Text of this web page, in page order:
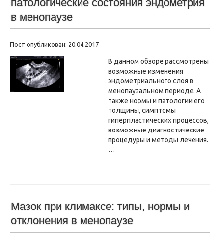
патологические состояния эндометрия
в менопаузе
Пост опубликован: 20.04.2017
В данном обзоре рассмотрены
возможные изменения
эндометриального слоя в
менопаузальном периоде. А
также нормы и патологии его
толщины, симптомы
гиперпластических процессов,
возможные диагностические
процедуры и методы лечения.
…
Мазок при климаксе: типы, нормы и
отклонения в менопаузе